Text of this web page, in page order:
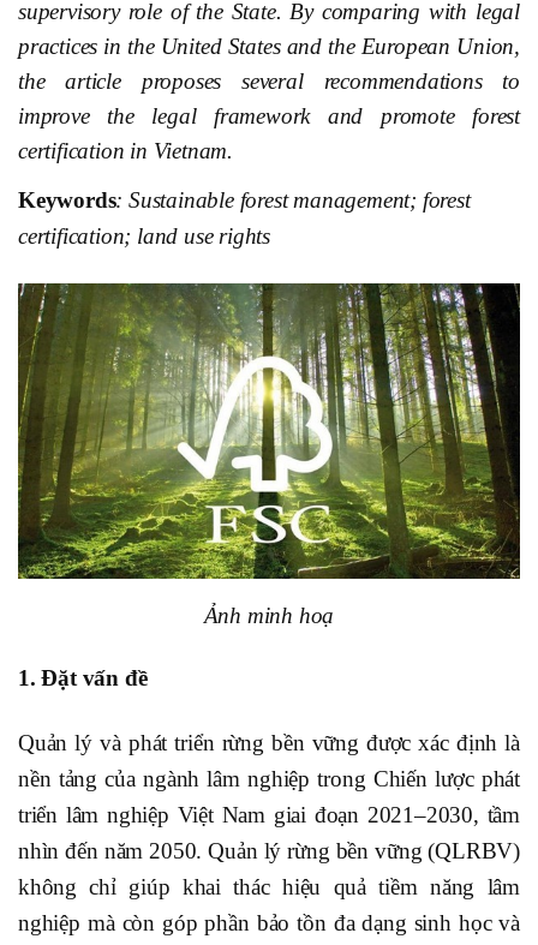
supervisory role of the State. By comparing with legal
practices in the United States and the European Union,
the article proposes several recommendations to
improve the legal framework and promote forest
certification in Vietnam.
Keywords: Sustainable forest management; forest
certification; land use rights
Ảnh minh hoạ
1. Đặt vấn đề
Quản lý và phát triển rừng bền vững được xác định là
nền tảng của ngành lâm nghiệp trong Chiến lược phát
triển lâm nghiệp Việt Nam giai đoạn 2021–2030, tầm
nhìn đến năm 2050. Quản lý rừng bền vững (QLRBV)
không chỉ giúp khai thác hiệu quả tiềm năng lâm
nghiệp mà còn góp phần bảo tồn đa dạng sinh học và